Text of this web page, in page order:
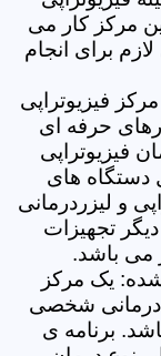
مرکز کار می
برای انجام
فیزیوتراپی
حرفه ای
فیزیوتراپی
دستگاه های
و لیزردرمانی
تجهیزات
می باشد.
یک مرکز
ی درمانی شخصی
برنامه ی